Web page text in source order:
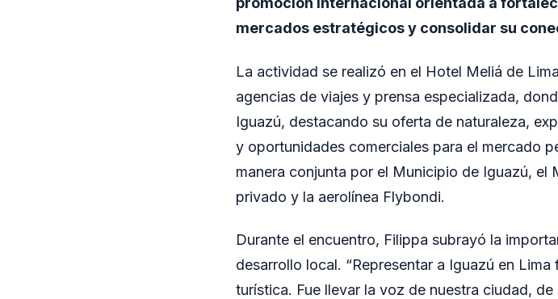
mercados estratégicos y consolidar su
La actividad se realizó en el Hotel Meliá de
agencias de viajes y prensa especializada,
Iguazú, destacando su oferta de naturaleza,
y oportunidades comerciales para el mercado
manera conjunta por el Municipio de Iguazú,
privado y la aerolínea Flybondi.
Durante el encuentro, Filippa subrayó la
desarrollo local. “Representar a Iguazú en
turística. Fue llevar la voz de nuestra ciudad,